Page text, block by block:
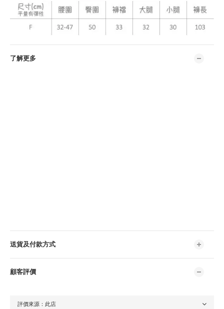
了解更多
送貨及付款方式
顧客評價